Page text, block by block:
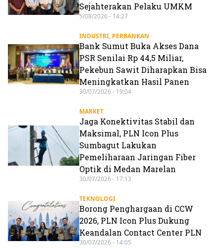
Sejahterakan Pelaku UMKM
5/08/2026 - 14:27
INDUSTRI, PERBANKAN
Bank Sumut Buka Akses Dana
PSR Senilai Rp 44,5 Miliar,
Pekebun Sawit Diharapkan Bisa
Meningkatkan Hasil Panen
30/07/2026 - 19:04
MARKET
Jaga Konektivitas Stabil dan
Maksimal, PLN Icon Plus
Sumbagut Lakukan
Pemeliharaan Jaringan Fiber
Optik di Medan Marelan
30/07/2026 - 17:13
TEKNOLOGI
Borong Penghargaan di CCW
2026, PLN Icon Plus Dukung
Keandalan Contact Center PLN
30/07/2026 - 14:05